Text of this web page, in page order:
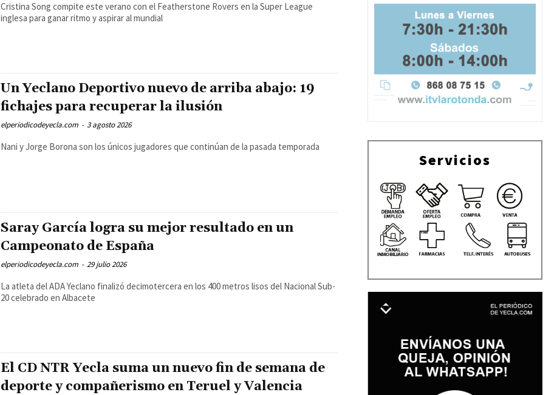
Cristina Song compite este verano con el Featherstone Rovers en la Super League
inglesa para ganar ritmo y aspirar al mundial
Un Yeclano Deportivo nuevo de arriba abajo: 19
fichajes para recuperar la ilusión
elperiodicodeyecla.com - 3 agosto 2026
Nani y Jorge Borona son los únicos jugadores que continúan de la pasada temporada
Saray García logra su mejor resultado en un
Campeonato de España
elperiodicodeyecla.com - 29 julio 2026
La atleta del ADA Yeclano finalizó decimotercera en los 400 metros lisos del Nacional Sub-
20 celebrado en Albacete
El CD NTR Yecla suma un nuevo fin de semana de
deporte y compañerismo en Teruel y Valencia
Servicios